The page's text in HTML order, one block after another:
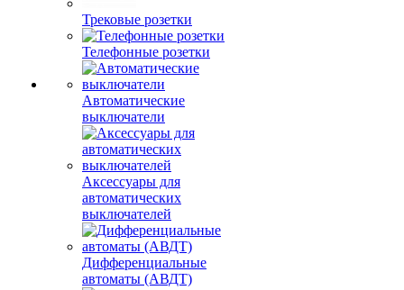
Трековые розетки
Телефонные розетки
Автоматические
выключатели
Аксессуары для
автоматических
выключателей
Дифференциальные
автоматы (АВДТ)